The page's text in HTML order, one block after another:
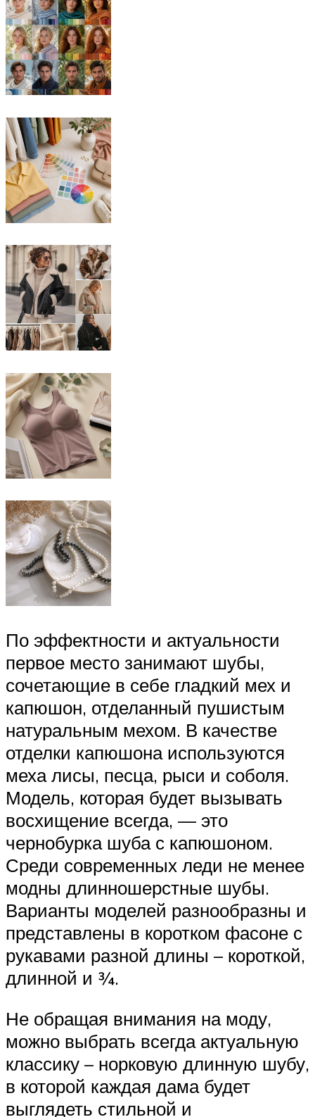
По эффектности и актуальности
первое место занимают шубы,
сочетающие в себе гладкий мех и
капюшон, отделанный пушистым
натуральным мехом. В качестве
отделки капюшона используются
меха лисы, песца, рыси и соболя.
Модель, которая будет вызывать
восхищение всегда, — это
чернобурка шуба с капюшоном.
Среди современных леди не менее
модны длинношерстные шубы.
Варианты моделей разнообразны и
представлены в коротком фасоне с
рукавами разной длины – короткой,
длинной и ¾.
Не обращая внимания на моду,
можно выбрать всегда актуальную
классику – норковую длинную шубу,
в которой каждая дама будет
выглядеть стильной и